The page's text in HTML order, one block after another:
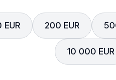
EUR 200 EUR
10 000 EUR